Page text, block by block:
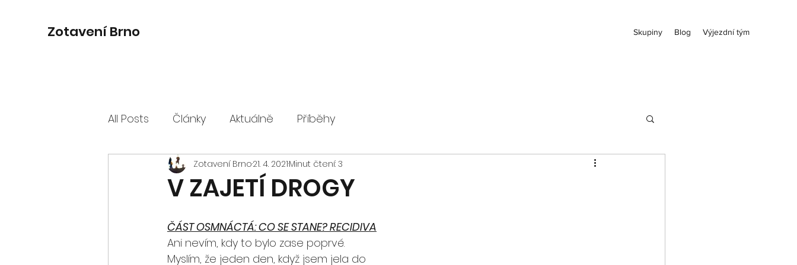
Zotavení Brno Skupiny Blog Výjezdní tým
All Posts Články Aktuálně Příběhy
V ZAJETÍ DROGY
Zotavení Brno21. 4. 2021Minut čtení: 3
ČÁST OSMNÁCTÁ: CO SE STANE? RECIDIVA
Ani nevím, kdy to bylo zase poprvé.
Myslím, že jeden den, když jsem jela do